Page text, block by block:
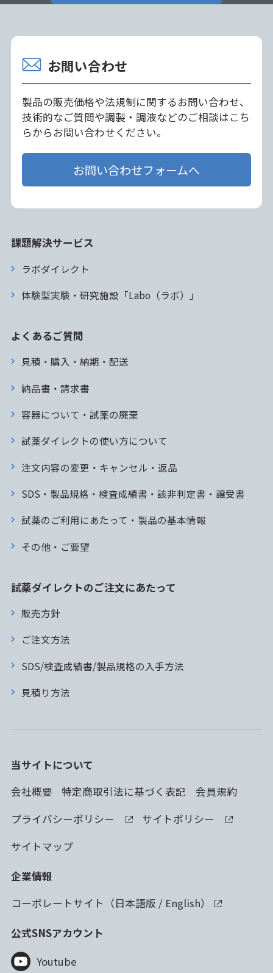
お問い合わせ
製品の販売価格や法規制に関するお問い合わせ、
技術的なご質問や調製・調液などのご相談はこち
らからお問い合わせください。
お問い合わせフォームへ
課題解決サービス
ラボダイレクト
体験型実験・研究施設「Labo（ラボ）」
よくあるご質問
見積・購入・納期・配送
納品書・請求書
容器について・試薬の廃棄
試薬ダイレクトの使い方について
注文内容の変更・キャンセル・返品
SDS・製品規格・検査成績書・該非判定書・譲受書
試薬のご利用にあたって・製品の基本情報
その他・ご要望
試薬ダイレクトのご注文にあたって
販売方針
ご注文方法
SDS/検査成績書/製品規格の入手方法
見積り方法
当サイトについて
会社概要
特定商取引法に基づく表記
会員規約
プライバシーポリシー
サイトポリシー
サイトマップ
企業情報
コーポレートサイト（日本語版 / English）
公式SNSアカウント
Youtube